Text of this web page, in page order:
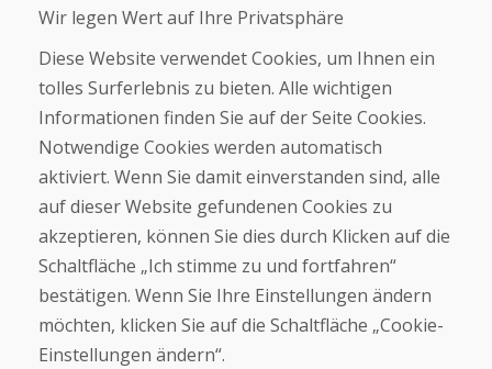
+421 919 282 306
info@domivosport.at
Über uns
Blog
Über uns
Geschäft
Kontakt
Kaufen
Geschäftsbedingungen
Transport
Zahlung
Wir legen Wert auf Ihre Privatsphäre
Diese Website verwendet Cookies, um Ihnen ein
tolles Surferlebnis zu bieten. Alle wichtigen
Informationen finden Sie auf der Seite Cookies.
Notwendige Cookies werden automatisch
aktiviert. Wenn Sie damit einverstanden sind, alle
auf dieser Website gefundenen Cookies zu
akzeptieren, können Sie dies durch Klicken auf die
Schaltfläche „Ich stimme zu und fortfahren“
bestätigen. Wenn Sie Ihre Einstellungen ändern
möchten, klicken Sie auf die Schaltfläche „Cookie-
Einstellungen ändern“.